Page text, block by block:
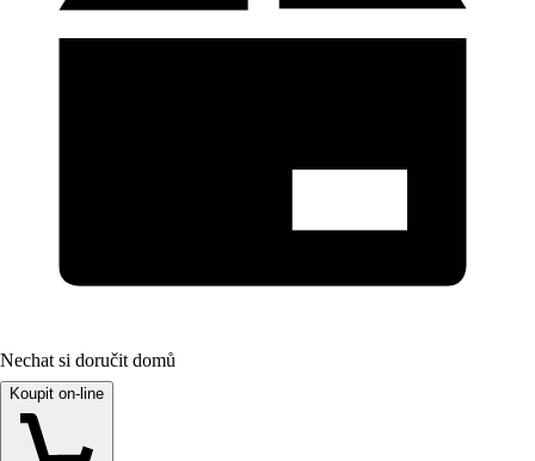
Nechat si doručit domů
Koupit on-line